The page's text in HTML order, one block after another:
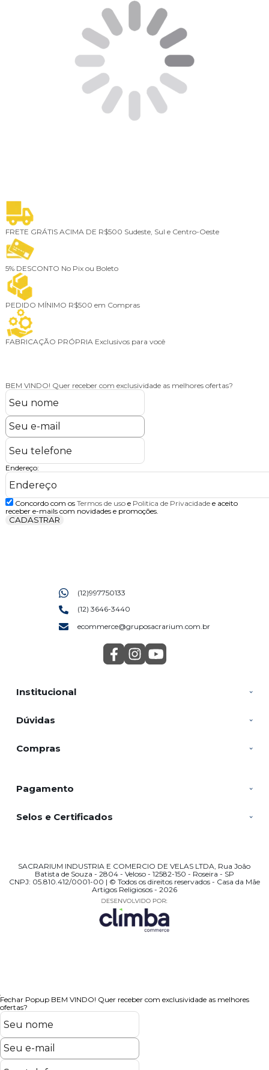
FRETE GRÁTIS ACIMA DE R$500 Sudeste, Sul e Centro-Oeste
5% DESCONTO No Pix ou Boleto
PEDIDO MÍNIMO R$500 em Compras
FABRICAÇÃO PRÓPRIA Exclusivos para você
BEM VINDO! Quer receber com exclusividade as melhores ofertas?
Endereço:
Concordo com os Termos de usoe Politica de Privacidadee aceito
receber e-mails com novidades e promoções.
CADASTRAR
Institucional
Dúvidas
Compras
(12)997750133
(12) 3646-3440
ecommerce@gruposacrarium.com.br
Pagamento
Selos e Certificados
SACRARIUM INDUSTRIA E COMERCIO DE VELAS LTDA, Rua João
Batista de Souza - 2804 - Veloso - 12582-150 - Roseira - SP
CNPJ: 05.810.412/0001-00 | © Todos os direitos reservados - Casa da Mãe
Artigos Religiosos - 2026
Fechar Popup BEM VINDO! Quer receber com exclusividade as melhores
ofertas?